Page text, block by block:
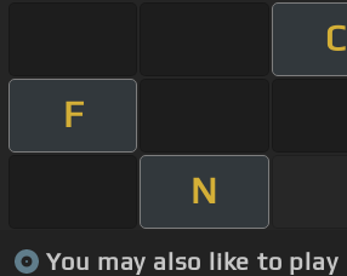
C
F
N
You may also like to play